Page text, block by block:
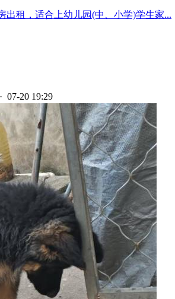
出租，适合上幼儿园(中、小学)学生家...
· 07-20 19:29